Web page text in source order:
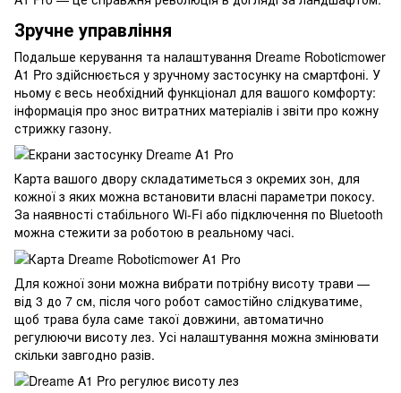
Зручне управління
Подальше керування та налаштування Dreame Roboticmower
A1 Pro здійснюється у зручному застосунку на смартфоні. У
ньому є весь необхідний функціонал для вашого комфорту:
інформація про знос витратних матеріалів і звіти про кожну
стрижку газону.
Карта вашого двору складатиметься з окремих зон, для
кожної з яких можна встановити власні параметри покосу.
За наявності стабільного Wi‑Fi або підключення по Bluetooth
можна стежити за роботою в реальному часі.
Для кожної зони можна вибрати потрібну висоту трави —
від 3 до 7 см, після чого робот самостійно слідкуватиме,
щоб трава була саме такої довжини, автоматично
регулюючи висоту лез. Усі налаштування можна змінювати
скільки завгодно разів.